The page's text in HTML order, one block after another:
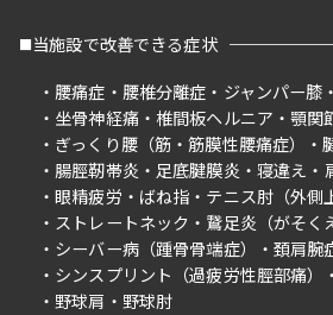
当施設で改善できる症状
腰痛症
腰椎分離症 ジャンパー膝
坐骨神経痛
椎間板ヘルニア 顎関
ぎっくり腰（筋・筋膜性腰痛症）
腸脛靭帯炎
足底腱膜炎 寝違え
眼精疲労
ばね指
テニス肘（外側
ストレートネック
鵞足炎（がそく
シーバー病（踵骨骨端症）
頚肩腕
シンスプリント（過疲労性脛部痛）
野球肩
野球肘